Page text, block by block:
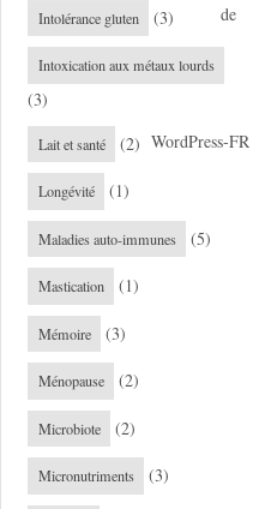
Intolérance gluten (3)
Intoxication aux métaux lourds
(3)
Lait et santé (2)
Longévité (1)
Maladies auto-immunes (5)
Mastication (1)
Mémoire (3)
Ménopause (2)
Microbiote (2)
Micronutriments (3)
de
WordPress-FR